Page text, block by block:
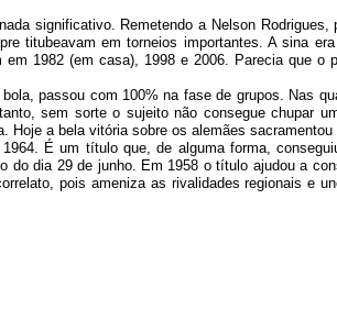
significativo. Remetendo a Nelson Rodrigues,
titubeavam em torneios importantes. A sina
1982 (em casa), 1998 e 2006. Parecia que o
passou com 100% na fase de grupos. Nas
sem sorte o sujeito não consegue chupar
Hoje a bela vitória sobre os alemães
É um título que, de alguma forma,
do dia 29 de junho. Em 1958 o título ajudou a
pois ameniza as rivalidades regionais e